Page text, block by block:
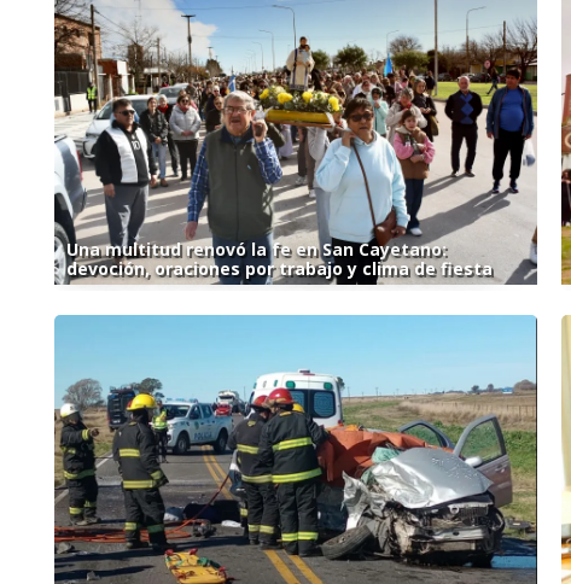
Una multitud renovó la fe en San Cayetano:
devoción, oraciones por trabajo y clima de fiesta